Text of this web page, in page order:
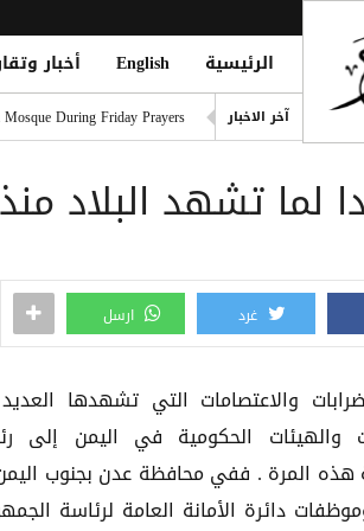
الرئيسية English أخبار
آخر الاخبار
During Friday Prayers
صلاح ضمن الأغنى عالمياً..
مقتل يمني طعنًا داخل مسجد
لما تشهد البلاد منذ
غرد ارسل
والاعتصامات التي تشهدها
والهيئات الحكومية في اليمن إلى
هذه المرة . ففي محافظة عدن بجنوب
دائرة الأمانة العامة لرئاسة